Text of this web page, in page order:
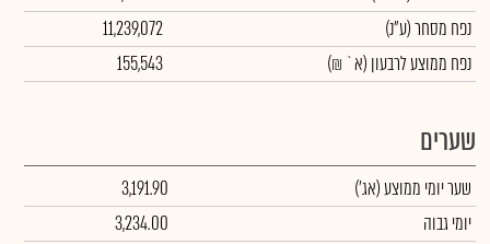
נפח מסחר(ע"נ)
11,239,072
נפח ממוצע לרבעון (א` ₪)
155,543
שערים
שער יומי ממוצע(אג')
3,191.90
יומי גבוה
3,234.00